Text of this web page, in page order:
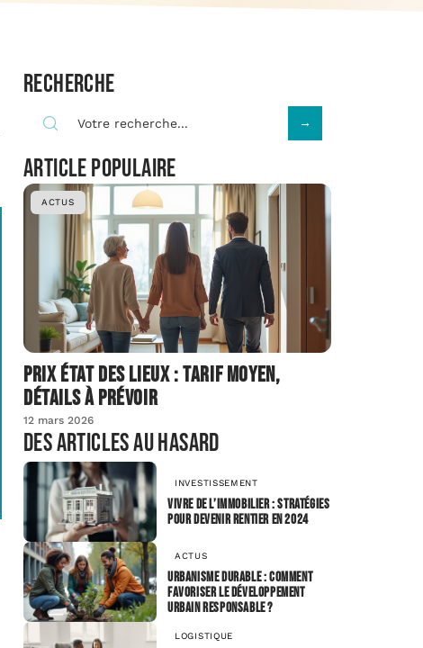
Recherche
Article populaire
ACTUS
Prix état des lieux : tarif moyen,
détails à prévoir
12 mars 2026
Des articles au hasard
INVESTISSEMENT
Vivre de l’immobilier : stratégies
pour devenir rentier en 2024
ACTUS
Urbanisme durable : Comment
favoriser le développement
urbain responsable ?
LOGISTIQUE